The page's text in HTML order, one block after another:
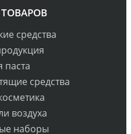
средства
паста
средства
воздуха
наборы